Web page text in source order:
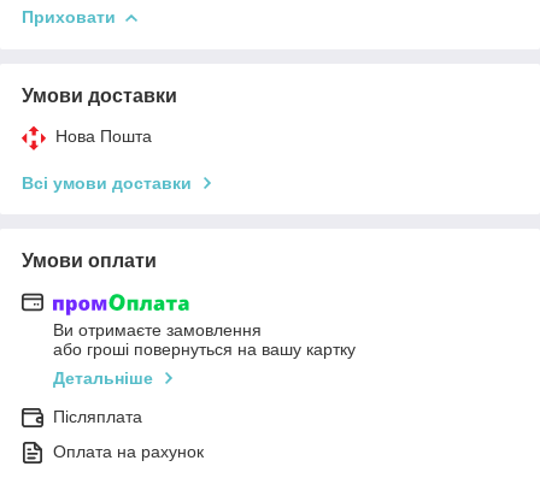
Приховати
Умови доставки
Нова Пошта
Всі умови доставки
Умови оплати
Ви отримаєте замовлення
або гроші повернуться на вашу картку
Детальніше
Післяплата
Оплата на рахунок